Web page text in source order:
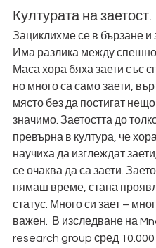
Културата на заетост.
Зациклихме се в бързане и
Има разлика между
Маса хора бяха заети със
но много са само заети,
място без да постигат
значимо. Заетостта до
превърна в култура, че
научиха да изглеждат
се очаква да са заети.
нямаш време, стана
статус. Много си зает –
важен.  В изследване на
research group сред